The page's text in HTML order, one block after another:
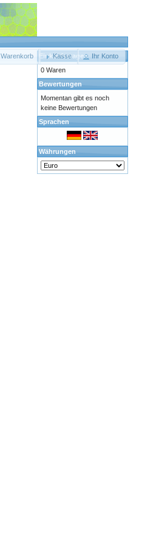
Warenkorb Kasse Ihr Konto
Einkaufswagen
0 Waren
Bewertungen
Momentan gibt es noch
keine Bewertungen
Sprachen
Währungen